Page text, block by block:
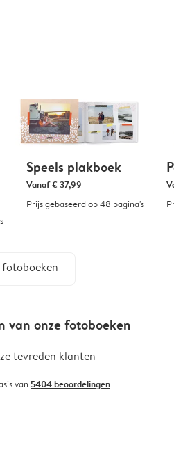
Speels plakboek
Vanaf€ 37,99
Prijs gebaseerd op 48 pagina's
van onze fotoboeken
tevreden klanten
van 5404 beoordelingen